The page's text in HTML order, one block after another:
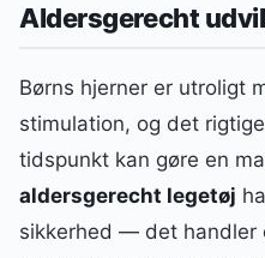
Aldersgerecht
Børns hjerner er utroligt
stimulation, og det
tidspunkt kan gøre en
aldersgerecht legetøj
sikkerhed — det handler